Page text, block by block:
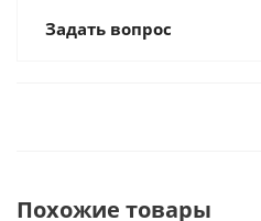
Задать вопрос
Похожие товары